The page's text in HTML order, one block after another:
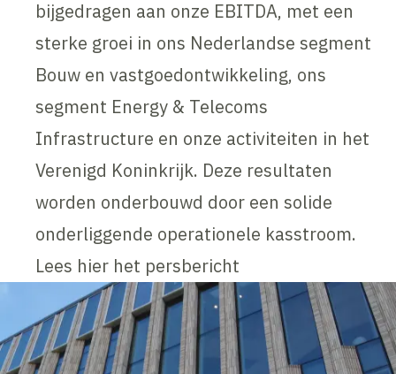
bijgedragen aan onze EBITDA, met een
sterke groei in ons Nederlandse segment
Bouw en vastgoedontwikkeling, ons
segment Energy & Telecoms
Infrastructure en onze activiteiten in het
Verenigd Koninkrijk. Deze resultaten
worden onderbouwd door een solide
onderliggende operationele kasstroom.
Lees hier het persbericht